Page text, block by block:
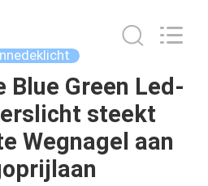
Blue Green Led-
steekt
Wegnagel aan